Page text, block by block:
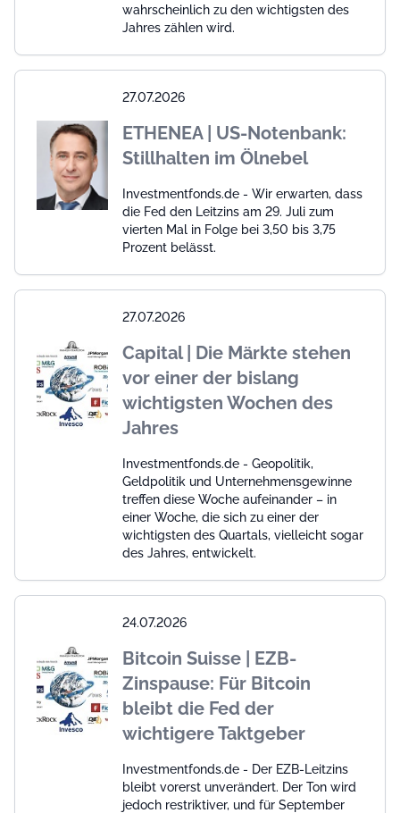
wahrscheinlich zu den wichtigsten des
Jahres zählen wird.
27.07.2026
ETHENEA | US-Notenbank:
Stillhalten im Ölnebel
Investmentfonds.de - Wir erwarten, dass
die Fed den Leitzins am 29. Juli zum
vierten Mal in Folge bei 3,50 bis 3,75
Prozent belässt.
27.07.2026
Capital | Die Märkte stehen
vor einer der bislang
wichtigsten Wochen des
Jahres
Investmentfonds.de - Geopolitik,
Geldpolitik und Unternehmensgewinne
treffen diese Woche aufeinander – in
einer Woche, die sich zu einer der
wichtigsten des Quartals, vielleicht sogar
des Jahres, entwickelt.
24.07.2026
Bitcoin Suisse | EZB-
Zinspause: Für Bitcoin
bleibt die Fed der
wichtigere Taktgeber
Investmentfonds.de - Der EZB-Leitzins
bleibt vorerst unverändert. Der Ton wird
jedoch restriktiver, und für September